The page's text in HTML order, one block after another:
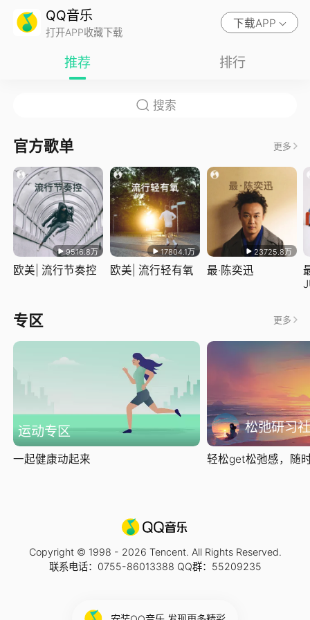
QQ音乐
打开APP收藏下载
下载APP
推荐 排行
官方歌单 更多
9516.8万
欧美| 流行节奏控
17804.1万
欧美| 流行轻有氧
23725.8万
最·陈奕迅
专区 更多
运动专区
一起健康动起来
松弛研习社
轻松get松弛感，随
Copyright © 1998 - 2026 Tencent. All Rights Reserved.
联系电话：0755-86013388 QQ群：55209235